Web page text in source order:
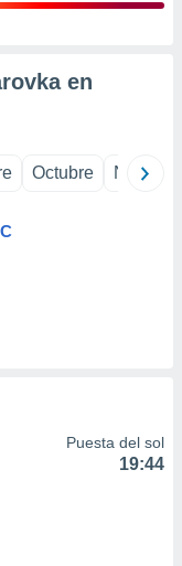
en
Octubre
Puesta del sol
19:44